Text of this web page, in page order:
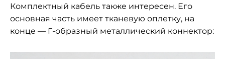
Комплектный кабель также интересен. Его
основная часть имеет тканевую оплетку, на
конце — Г-образный металлический коннектор: